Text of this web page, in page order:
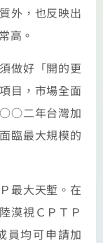
外，也反映出
高。
做好「開的更
目，市場全面
○○二年台灣加
臨最大規模的
最大天塹。在
漠視ＣＰＴＰ
員均可申請加